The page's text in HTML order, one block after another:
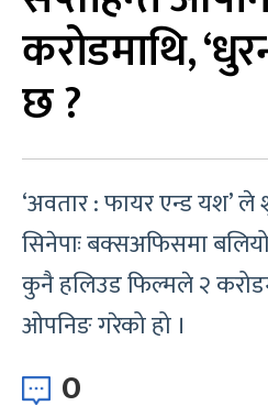
करोडमाथि,
छ ?
‘अवतार : फायर एन्ड यश’ ले
सिनेपाः बक्सअफिसमा
कुनै हलिउड फिल्मले २
ओपनिङ गरेको हो ।
0